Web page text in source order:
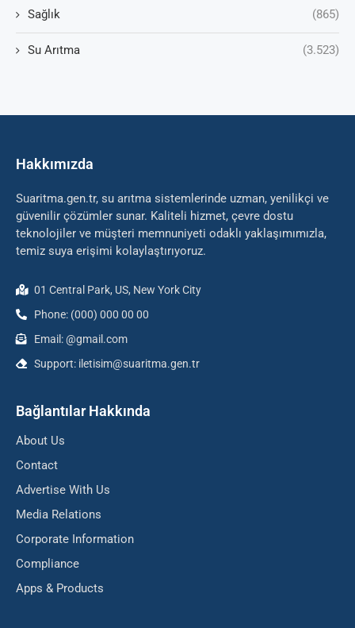
Sağlık (865)
Su Arıtma (3.523)
Hakkımızda
Suaritma.gen.tr, su arıtma sistemlerinde uzman, yenilikçi ve
güvenilir çözümler sunar. Kaliteli hizmet, çevre dostu
teknolojiler ve müşteri memnuniyeti odaklı yaklaşımımızla,
temiz suya erişimi kolaylaştırıyoruz.
01 Central Park, US, New York City
Phone: (000) 000 00 00
Email: @gmail.com
Support: iletisim@suaritma.gen.tr
Bağlantılar Hakkında
About Us
Contact
Advertise With Us
Media Relations
Corporate Information
Compliance
Apps & Products